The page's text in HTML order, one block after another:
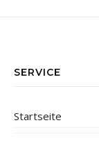
SERVICE
Startseite